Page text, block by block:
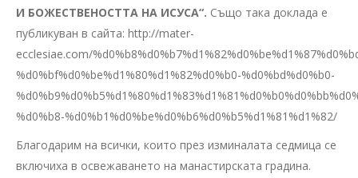
И БОЖЕСТВЕНОСТТА НА ИСУСА“. Също така доклада е
публикуван в сайта: http://mater-
ecclesiae.com/
%d0%bf%d0%be%d1%80%d1%82%d0%b0-%d0%bd%d0%b0-
%d0%b8-%d0%b1%d0%be%d0%b6%d0%b5%d1%81%d1%82/
Благодарим на всички, които през изминалата седмица се
включиха в освежаването на манастирската градина.